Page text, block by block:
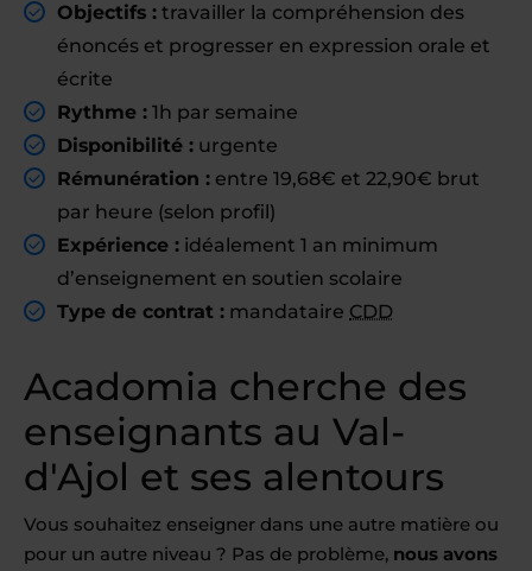
Objectifs : travailler la compréhension des
énoncés et progresser en expression orale et
écrite
Rythme : 1h par semaine
Disponibilité : urgente
Rémunération : entre 19,68€ et 22,90€ brut
par heure (selon profil)
Expérience : idéalement 1 an minimum
d’enseignement en soutien scolaire
Type de contrat : mandataire CDD
Acadomia cherche des
enseignants au Val-
d'Ajol et ses alentours
Vous souhaitez enseigner dans une autre matière ou
pour un autre niveau ? Pas de problème, nous avons